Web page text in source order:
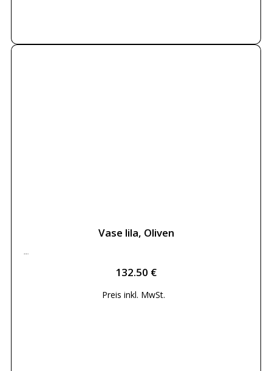
Vase lila, Oliven
132.50 €
132.50 €
Preis inkl. MwSt.